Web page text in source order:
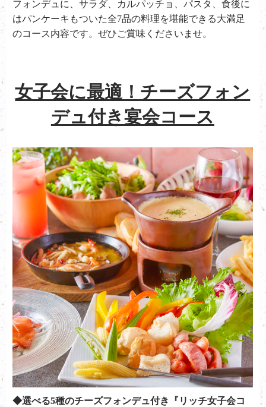
フォンデュに、サラダ、カルパッチョ、パスタ、食後に
はパンケーキもついた全7品の料理を堪能できる大満足
のコース内容です。ぜひご賞味くださいませ。
女子会に最適！チーズフォン
デュ付き宴会コース
◆選べる5種のチーズフォンデュ付き『リッチ女子会コ